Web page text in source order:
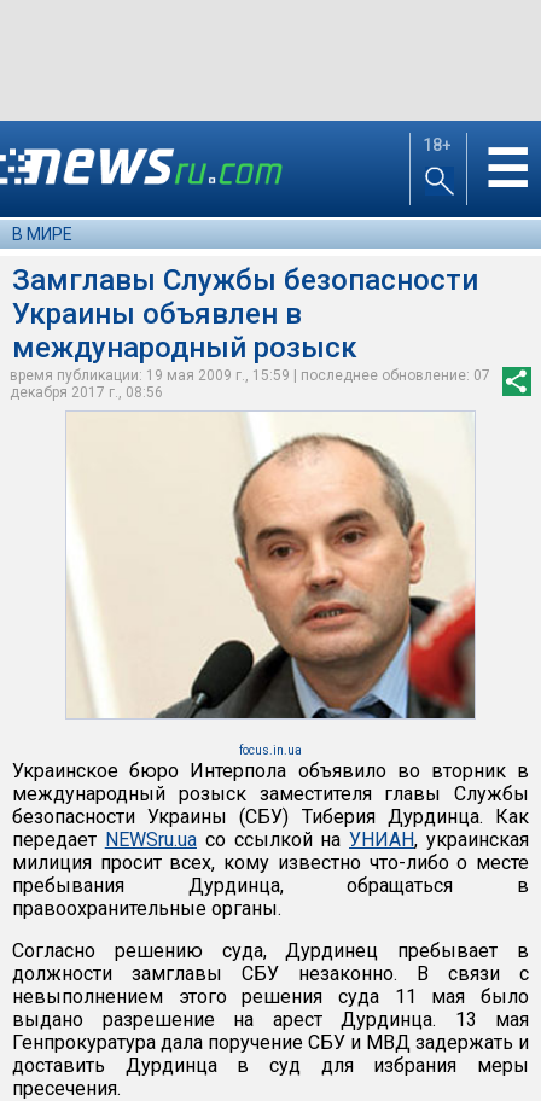
18+ ☰
В МИРЕ
Замглавы Службы безопасности
Украины объявлен в
международный розыск
время публикации: 19 мая 2009 г., 15:59 | последнее обновление: 07
декабря 2017 г., 08:56
focus.in.ua
Украинское бюро Интерпола объявило во вторник в
международный розыск заместителя главы Службы
безопасности Украины (СБУ) Тиберия Дурдинца. Как
передает NEWSru.uaсо ссылкой наУНИАН, украинская
милиция просит всех, кому известно что-либо о месте
пребывания Дурдинца, обращаться в
правоохранительные органы.
Согласно решению суда, Дурдинец пребывает в
должности замглавы СБУ незаконно. В связи с
невыполнением этого решения суда 11 мая было
выдано разрешение на арест Дурдинца. 13 мая
Генпрокуратура дала поручение СБУ и МВД задержать и
доставить Дурдинца в суд для избрания меры
пресечения.